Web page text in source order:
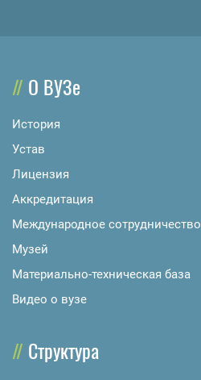
О ВУЗе
История
Устав
Лицензия
Аккредитация
Международное сотрудничество
Музей
Материально-техническая база
Видео о вузе
Структура